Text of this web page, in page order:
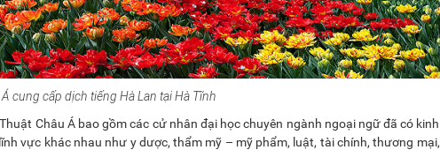
cung cấp dịch tiếng Hà Lan tại Hà Tĩnh
Châu Á bao gồm các cử nhân đại học chuyên ngành ngoại ngữ đã có kinh
vực khác nhau như y dược, thẩm mỹ – mỹ phẩm, luật, tài chính, thương mại,